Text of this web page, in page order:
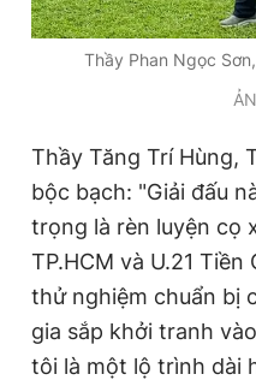
Thầy Phan Ngọc
Thầy Tăng Trí Hùng,
bộc bạch: "Giải đấu
trọng là rèn luyện cọ
TP.HCM và U.21
thử nghiệm chuẩn bị
gia sắp khởi tranh
tôi là một lộ trình dài